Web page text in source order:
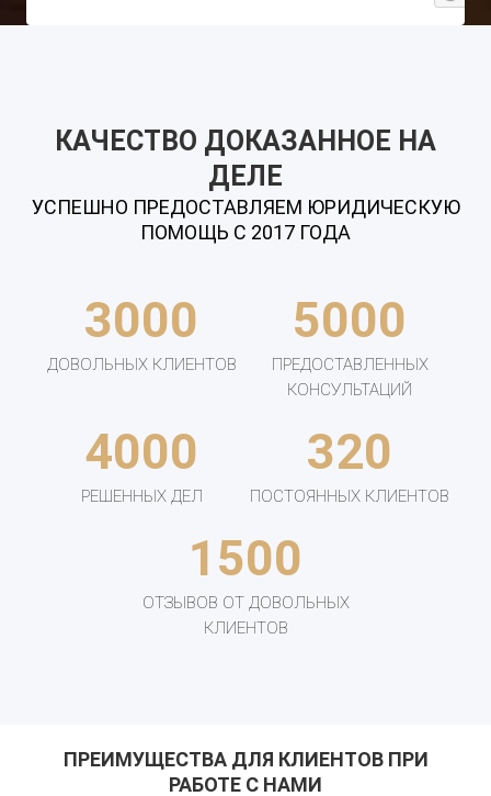
КАЧЕСТВО ДОКАЗАННОЕ НА
ДЕЛЕ
УСПЕШНО ПРЕДОСТАВЛЯЕМ ЮРИДИЧЕСКУЮ
ПОМОЩЬ С 2017 ГОДА
3000
ДОВОЛЬНЫХ КЛИЕНТОВ
5000
ПРЕДОСТАВЛЕННЫХ
КОНСУЛЬТАЦИЙ
4000
РЕШЕННЫХ ДЕЛ
320
ПОСТОЯННЫХ КЛИЕНТОВ
1500
ОТЗЫВОВ ОТ ДОВОЛЬНЫХ
КЛИЕНТОВ
ПРЕИМУЩЕСТВА ДЛЯ КЛИЕНТОВ ПРИ
РАБОТЕ С НАМИ